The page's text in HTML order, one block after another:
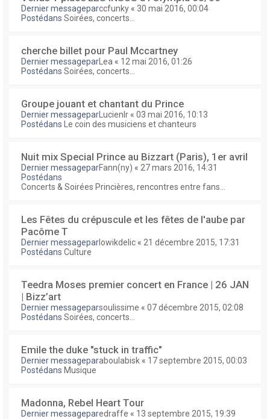
Dernier messageparccfunky « 30 mai 2016, 00:04
Postédans Soirées, concerts...
cherche billet pour Paul Mccartney
Dernier messagepar Lea « 12 mai 2016, 01:26
Postédans Soirées, concerts...
Groupe jouant et chantant du Prince
Dernier messagepar Lucienlr « 03 mai 2016, 10:13
Postédans
Le coin des musiciens et chanteurs
Nuit mix Special Prince au Bizzart (Paris), 1er avril
Dernier messageparFann(ny) « 27 mars 2016, 14:31
Postédans
Concerts & Soirées Princières, rencontres entre fans...
Les Fêtes du crépuscule et les fêtes de l'aube par
Pacôme T
Dernier messageparlowikdelic « 21 décembre 2015, 17:31
Postédans Culture
Teedra Moses premier concert en France | 26 JAN
| Bizz’art
Dernier messageparsoulissime « 07 décembre 2015, 02:08
Postédans Soirées, concerts...
Emile the duke "stuck in traffic"
Dernier messageparaboulabisk « 17 septembre 2015, 00:03
Postédans Musique
Madonna, Rebel Heart Tour
Dernier messageparedraffe « 13 septembre 2015, 19:39